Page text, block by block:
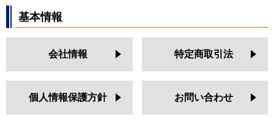
基本情報
会社情報 特定商取引法
個人情報保護方針 お問い合わせ